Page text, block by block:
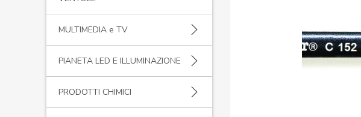
MULTIMEDIA e TV
PIANETA LED E ILLUMINAZIONE
PRODOTTI CHIMICI